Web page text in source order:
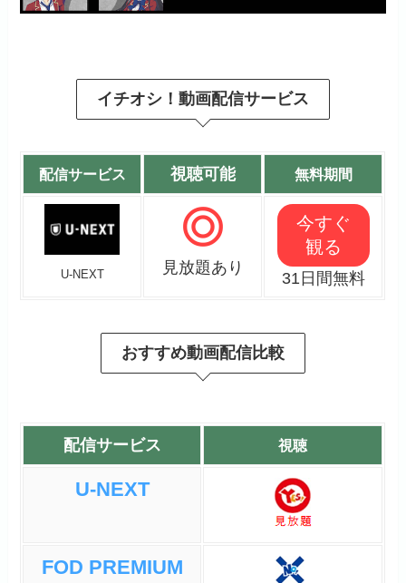
イチオシ！動画配信サービス
配信サービス 視聴可能 無料期間
U-NEXT 見放題あり
今すぐ
観る
31日間無料
おすすめ動画配信比較
配信サービス 視聴
U-NEXT
FOD PREMIUM